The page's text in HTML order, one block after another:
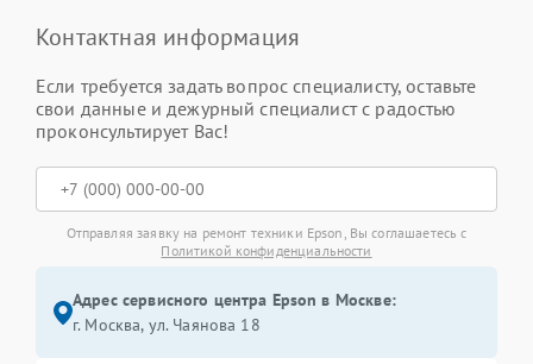
Контактная информация
Если требуется задать вопрос специалисту, оставьте
свои данные и дежурный специалист с радостью
проконсультирует Вас!
Отправляя заявку на ремонт техники Epson, Вы соглашаетесь с
Политикой конфиденциальности
Адрес сервисного центра Epson в Москве:
г. Москва, ул. Чаянова 18